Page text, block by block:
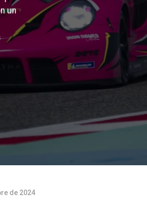
un
de 2024